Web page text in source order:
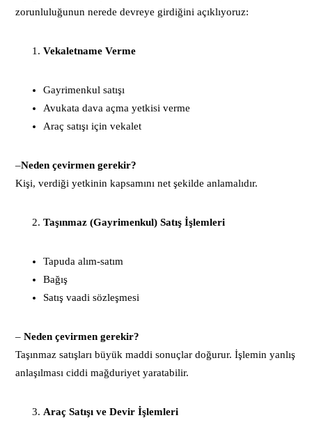
zorunluluğunun nerede devreye girdiğini açıklıyoruz:
Vekaletname Verme
Gayrimenkul satışı
Avukata dava açma yetkisi verme
Araç satışı için vekalet
–Neden çevirmen gerekir?
Kişi, verdiği yetkinin kapsamını net şekilde anlamalıdır.
Taşınmaz (Gayrimenkul) Satış İşlemleri
Tapuda alım-satım
Bağış
Satış vaadi sözleşmesi
–Neden çevirmen gerekir?
Taşınmaz satışları büyük maddi sonuçlar doğurur. İşlemin yanlış
anlaşılması ciddi mağduriyet yaratabilir.
Araç Satışı ve Devir İşlemleri